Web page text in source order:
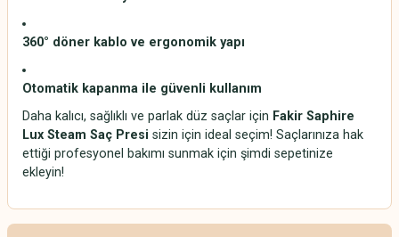
360° döner kablo ve ergonomik yapı
Otomatik kapanma ile güvenli kullanım
Daha kalıcı, sağlıklı ve parlak düz saçlar için Fakir Saphire
Lux Steam Saç Presi sizin için ideal seçim! Saçlarınıza hak
ettiği profesyonel bakımı sunmak için şimdi sepetinize
ekleyin!